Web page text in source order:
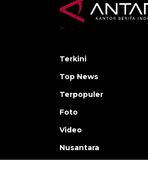
>
Terkini
Top News
Terpopuler
Foto
Video
Nusantara